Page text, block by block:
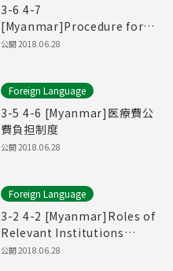
3-6 4-7
[Myanmar]Procedure for
the Medical Expenses
公開2018.06.28
Foreign Language
3-5 4-6 [Myanmar]医療費公
費負担制度
公開2018.06.28
Foreign Language
3-2 4-2 [Myanmar]Roles of
Relevant Institutions
Regarding Tuberculosis.
公開2018.06.28